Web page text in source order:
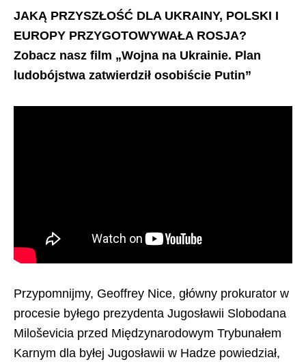
JAKĄ PRZYSZŁOŚĆ DLA UKRAINY, POLSKI I
EUROPY PRZYGOTOWYWAŁA ROSJA?
Zobacz nasz film „Wojna na Ukrainie. Plan
ludobójstwa zatwierdził osobiście Putin”
Przypomnijmy, Geoffrey Nice, główny prokurator w
procesie byłego prezydenta Jugosławii Slobodana
Miloševicia przed Międzynarodowym Trybunałem
Karnym dla byłej Jugosławii w Hadze powiedział,